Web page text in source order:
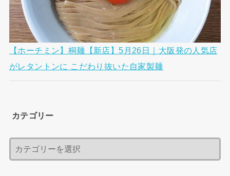
【ホーチミン】桐麺【新店】5月26日｜大阪発の人気店
がレタントンに こだわり抜いた自家製麺
カテゴリー